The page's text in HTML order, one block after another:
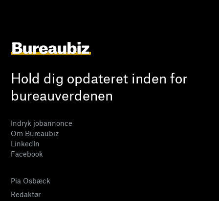
Hold dig opdateret inden for
bureauverdenen
Indryk jobannonce
Om Bureaubiz
LinkedIn
Facebook
Pia Osbæck
Redaktør